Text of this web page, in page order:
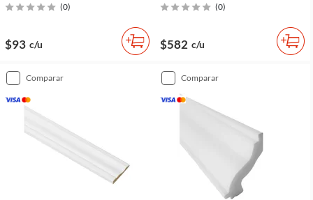
(0)
$93 c/u
(0)
$582 c/u
comparar comparar